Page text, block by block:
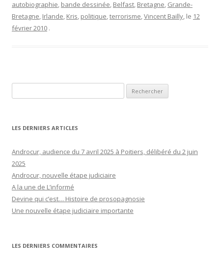
autobiographie, bande dessinée, Belfast, Bretagne, Grande-
Bretagne, Irlande, Kris, politique,terrorisme,Vincent Bailly, le 12
février 2010 .
LES DERNIERS ARTICLES
Androcur, audience du 7 avril 2025 à Poitiers, délibéré du 2 juin
2025
Androcur, nouvelle étape judiciaire
A la une de L’informé
Devine qui c’est… Histoire de prosopagnosie
Une nouvelle étape judiciaire importante
LES DERNIERS COMMENTAIRES